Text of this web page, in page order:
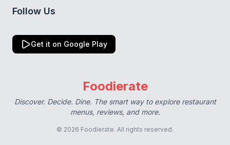
Follow Us
Get it on Google Play
Foodierate
Discover. Decide. Dine. The smart way to explore restaurant
menus, reviews, and more.
© 2026 Foodierate. All rights reserved.